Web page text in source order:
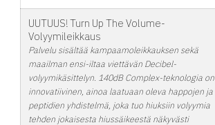
UUTUUS! Turn Up The Volume-
Volyymileikkaus
Palvelu sisältää kampaamoleikkauksen sekä
maailman ensi-iltaa viettävän Decibel-
volyymikäsittelyn. 140dB Complex-teknologia on
innovatiivinen, ainoa laatuaan oleva happojen ja
peptidien yhdistelmä, joka tuo hiuksiin volyymia
tehden jokaisesta hiussäikeestä näkyvästi